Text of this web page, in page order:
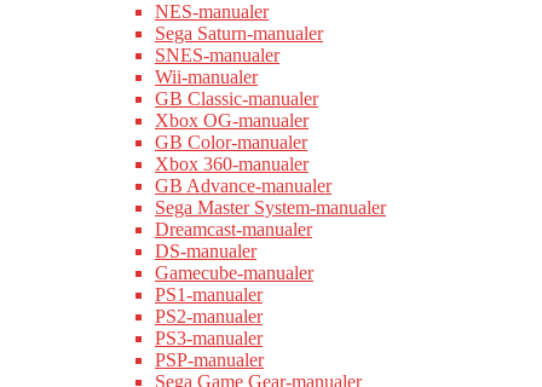
NES-manualer
Sega Saturn-manualer
SNES-manualer
Wii-manualer
GB Classic-manualer
Xbox OG-manualer
GB Color-manualer
Xbox 360-manualer
GB Advance-manualer
Sega Master System-manualer
Dreamcast-manualer
DS-manualer
Gamecube-manualer
PS1-manualer
PS2-manualer
PS3-manualer
PSP-manualer
Sega Game Gear-manualer